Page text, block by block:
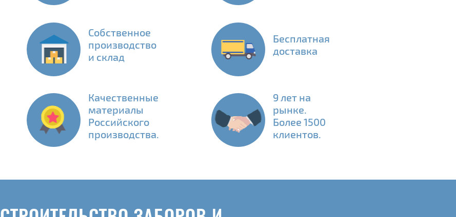
Собственное
производство
и склад
Бесплатная
доставка
Качественные
материалы
Российского
производства.
9 лет на
рынке.
Более 1500
клиентов.